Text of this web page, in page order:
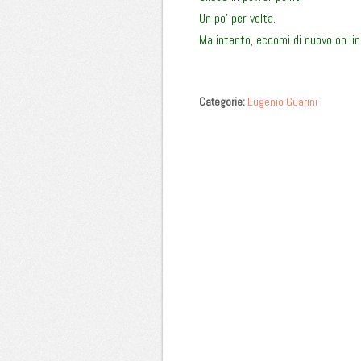
Un po’ per volta.
Ma intanto, eccomi di nuovo on
Categorie: Eugenio Guarini